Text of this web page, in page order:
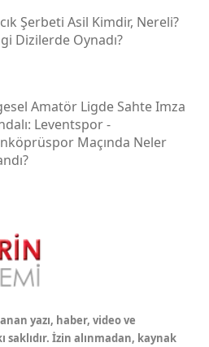
Şerbeti Asil Kimdir, Nereli?
Dizilerde Oynadı?
Amatör Ligde Sahte Imza
Leventspor -
Maçında Neler
yazı, haber, video ve
İzin alınmadan, kaynak